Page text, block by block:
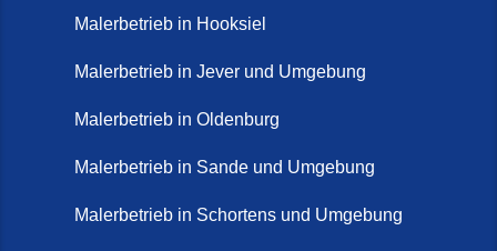
Malerbetrieb in Hooksiel
Malerbetrieb in Jever und Umgebung
Malerbetrieb in Oldenburg
Malerbetrieb in Sande und Umgebung
Malerbetrieb in Schortens und Umgebung